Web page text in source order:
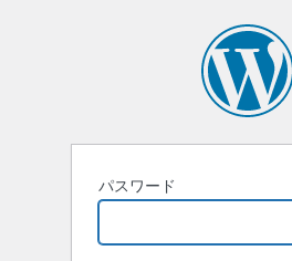
パスワード